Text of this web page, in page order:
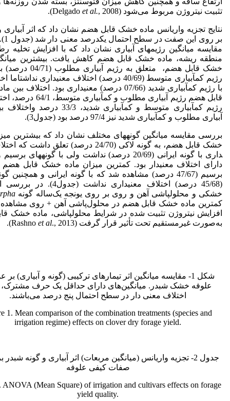
تثبیت نیتروژن مربوط می‌شود (Delgado
et al., 2008).
نتایج تجزیه واریانس ماده خشک قابل هضم نشان داد که اثر آبیاری
بر
مقایسه میانگین رژیم­های آبیاری نشان داد که با افزایش تخلیه
منطقه ریشه، ماده خشک قابل هضم کاهش یافت. بیشترین
خشک قابل هضم، متعلق به رژیم
رژیم کم­آبیاری متوسط (40/69 درصد) اختلاف معنی­داری
با رژیم کم­آبیاری شدید (07/66 درصد) معنی­داری بود.
قابل هضم رژیم آبیاری مطلوب و
رژیم کم­آبیاری متوسط و کم­آبیاری شدید، 33/3
آبیاری مطلوب و کم­آبیاری شدید نیز 97/4 درصد بود (جدول3).
بررسی مقایسه میانگین گونه­های مختلف نشان داد که بیشترین
داری با گونه ایرانی (20/69 درصد) نداشت ولی با گونه­های
دارای اختلاف معنی­دار بود. کمترین میزان ماده خشک قابل هضم
برسیم (47/67 درصد) مشاهده شد که با گونه ایرانی و همچنین
(45/68 درصد) اختلاف معنی­داری نداشت
خشکی و محلول­پاشی آهن و روی بر روی یونجه یک‌ساله گونه
کمترین ماده خشک قابل هضم در محلول‌پاشی آهن + روی مشاهده
افزایش نیتروژن تثبیت شده در شرایط محلول­پاشی، ماده خشک
به‌صورت غیرمستقیم تحت تأثیر قرار گرفت (Rashno
et al., 2013).
شکل 1- مقایسه میانگین اثر تیمارهای ترکیبی (گونه و آبیاری) بر
علوفه خشک شبدر. میانگین‌های دارای حداقل یک حرف مشترک،
اختلاف معنی دار در سطح احتمال پنج درصد می‌باشند.
1. Mean comparison of the combination treatments (species and
irrigation regime) effects on clover dry forage yield.
جدول 2- تجزیه واریانس (میانگین مربعات) اثر آبیاری و گونه
صفات کیفی علوفه
ANOVA (Mean Square) of irrigation and cultivars effects on forage
yield quality.